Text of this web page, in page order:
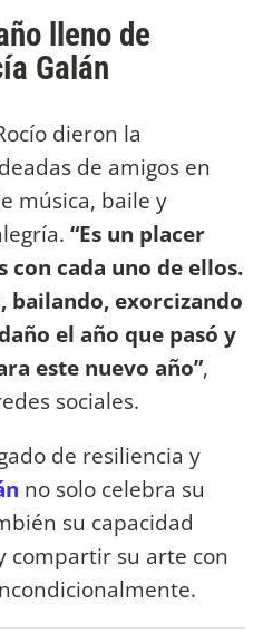
lleno de
Galán
dieron la
de amigos en
música, baile y
“Es un placer
cada uno de ellos.
bailando, exorcizando
el año que pasó y
este nuevo año”,
sociales.
de resiliencia y
no solo celebra su
su capacidad
compartir su arte con